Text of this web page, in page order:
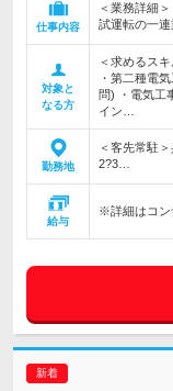
仕事内容
＜業務詳細
試運転の一連
対象と
なる方
＜求めるス
・第二種電
問) ・電気工
イン…
勤務地
＜客先常駐
2?3…
給与
※詳細はコン